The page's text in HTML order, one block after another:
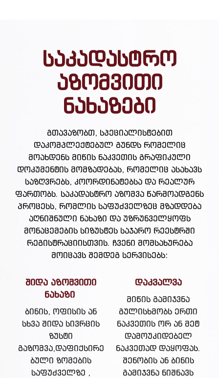
საკადასტრო
აზომვითი
ნახაზები
გთავაზობთ, სპეციალისტებით
დაკომპლექტებულ გუნდს რომელიც
მოახდენს მიწის ნაკვეთის გრაფიკული
დოკუმენტის მომზადებას, რომელიც ასახავს
საზღვრებს, კოორდინატებსა და რეალურ
ფართობს. საკადასტრო აზომვა წარმოადგენს
პროცესს, რომლის საფუძველზეც მზადდება
აღნიშნული ნახაზი და უზრუნველყოფს
მონაცემების სიზუსტეს საჯარო რეესტრში
რეგისტრაციისთვის. ჩვენი მომსახურება
მოიცავს შემდეგ სერვისებს:
შიდა აზომვითი
ნახაზი
ბინის, ოფისის ან
სხვა შიდა სივრცის
ზუსტი
გაზომვა,დაფიქსირე
ბული ზომების
საფუძველზე ,
დაკვალვა
მიწის გამიჯვნა
გულისხმობს ერთი
ნაკვეთის ორ ან მეტ
დამოუკიდებელ
ნაკვეთად დაყოფას.
შენობის ან ბინის
გამიჯვნა ნიშნავს